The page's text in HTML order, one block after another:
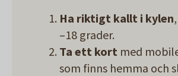
Ha riktigt kallt i kylen
–18 grader.
Ta ett kort med
som finns hemma och